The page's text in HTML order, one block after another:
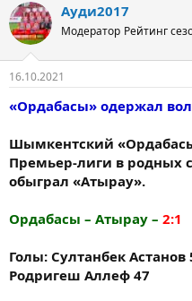
Ауди2017
Модератор Рейтинг
16.10.2021
«Ордабасы» одержал
Шымкентский
Премьер-лиги в родных
обыграл «Атырау».
Ордабасы – Атырау – 2:1
Голы: Султанбек
Родригеш Аллеф 47